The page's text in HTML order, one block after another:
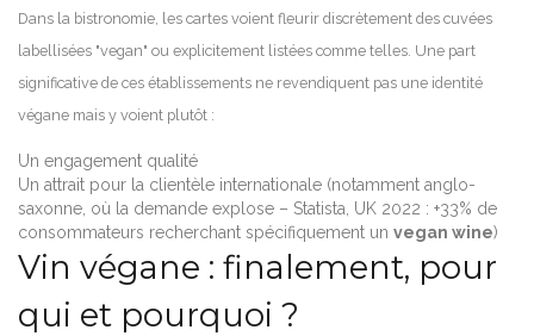
Dans la bistronomie, les cartes voient fleurir discrètement des cuvées
labellisées "vegan" ou explicitement listées comme telles. Une part
significative de ces établissements ne revendiquent pas une identité
végane mais y voient plutôt :
Un engagement qualité
Un attrait pour la clientèle internationale (notamment anglo-
saxonne, où la demande explose – Statista, UK 2022 : +33% de
consommateurs recherchant spécifiquement un vegan wine)
Vin végane : finalement, pour
qui et pourquoi ?